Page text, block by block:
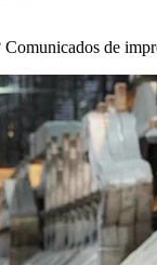
de